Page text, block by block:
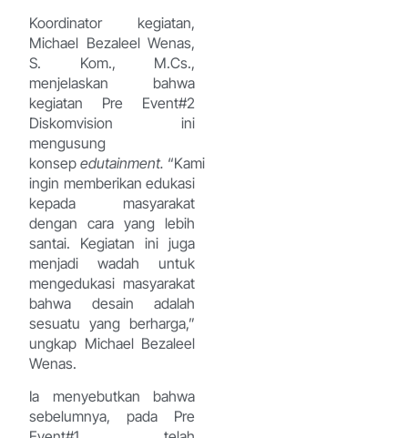
Koordinator kegiatan,
Michael Bezaleel Wenas,
S. Kom., M.Cs.,
menjelaskan bahwa
kegiatan Pre Event#2
Diskomvision ini
mengusung
konsepedutainment. “Kami
ingin memberikan edukasi
kepada masyarakat
dengan cara yang lebih
santai. Kegiatan ini juga
menjadi wadah untuk
mengedukasi masyarakat
bahwa desain adalah
sesuatu yang berharga,”
ungkap Michael Bezaleel
Wenas.
Ia menyebutkan bahwa
sebelumnya, pada Pre